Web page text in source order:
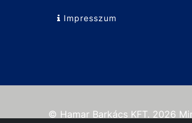
Impresszum
© Hamar Barkács KFT. 2026